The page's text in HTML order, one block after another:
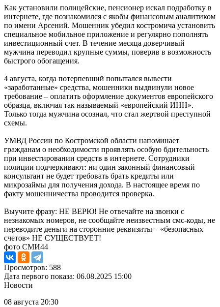
Как установили полицейские, пенсионер искал подработку в
интернете, где познакомился с якобы финансовым аналитиком
по имени Арсений. Мошенник убедил костромича установить
специальное мобильное приложение и регулярно пополнять
инвестиционный счет. В течение месяца доверчивый
мужчина переводил крупные суммы, поверив в возможность
быстрого обогащения.
4 августа, когда потерпевший попытался вывести
«заработанные» средства, мошенники выдвинули новое
требование – оплатить оформление документов европейского
образца, включая так называемый «европейский ИНН».
Только тогда мужчина осознал, что стал жертвой преступной
схемы.
УМВД России по Костромской области напоминает
гражданам о необходимости проявлять особую бдительность
при инвестировании средств в интернете. Сотрудники
полиции подчеркивают: ни один законный финансовый
консультант не будет требовать брать кредиты или
микрозаймы для получения дохода. В настоящее время по
факту мошенничества проводится проверка.
Выучите фразу: НЕ ВЕРЮ! Не отвечайте на звонки с
незнакомых номеров, не сообщайте неизвестным смс-коды, не
переводите деньги на сторонние реквизиты – «безопасных
счетов» НЕ СУЩЕСТВУЕТ!
фото СМИ44
Просмотров: 588
Дата первого показа: 06.08.2025 15:00
Новости
08 августа 20:30